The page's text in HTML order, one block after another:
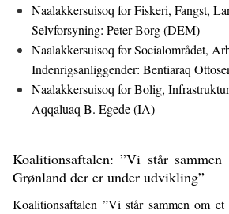
Naalakkersuisoq for Fiskeri, Fangst,
Selvforsyning: Peter Borg (DEM)
Naalakkersuisoq for Socialområdet,
Indenrigsanliggender: Bentiaraq
Naalakkersuisoq for Bolig,
Aqqaluaq B. Egede (IA)
Koalitionsaftalen: ”Vi står
Grønland der er under udvikling”
Koalitionsaftalen ”Vi står sammen om